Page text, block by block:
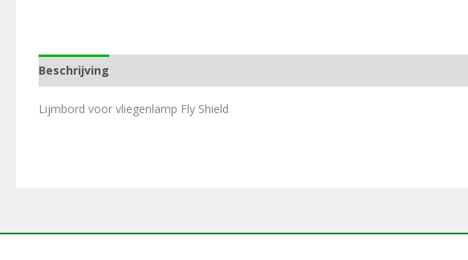
Beschrijving
Lijmbord voor vliegenlamp Fly Shield